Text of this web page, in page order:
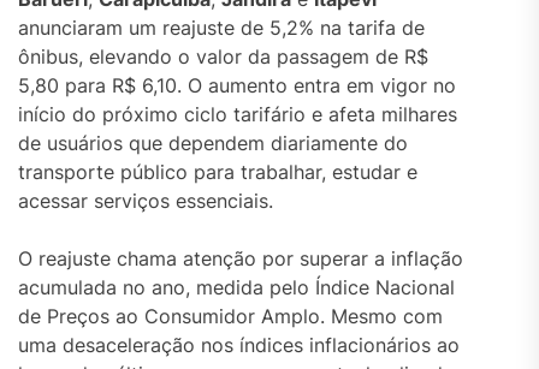
anunciaram um reajuste de 5,2% na tarifa de
ônibus, elevando o valor da passagem de R$
5,80 para R$ 6,10. O aumento entra em vigor no
início do próximo ciclo tarifário e afeta milhares
de usuários que dependem diariamente do
transporte público para trabalhar, estudar e
acessar serviços essenciais.
O reajuste chama atenção por superar a inflação
acumulada no ano, medida pelo Índice Nacional
de Preços ao Consumidor Amplo. Mesmo com
uma desaceleração nos índices inflacionários ao